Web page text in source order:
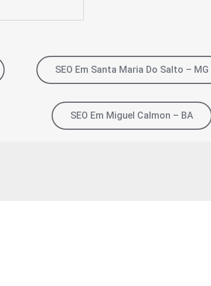
SEO Em Santa Maria Do Salto – MG
SEO Em Miguel Calmon – BA